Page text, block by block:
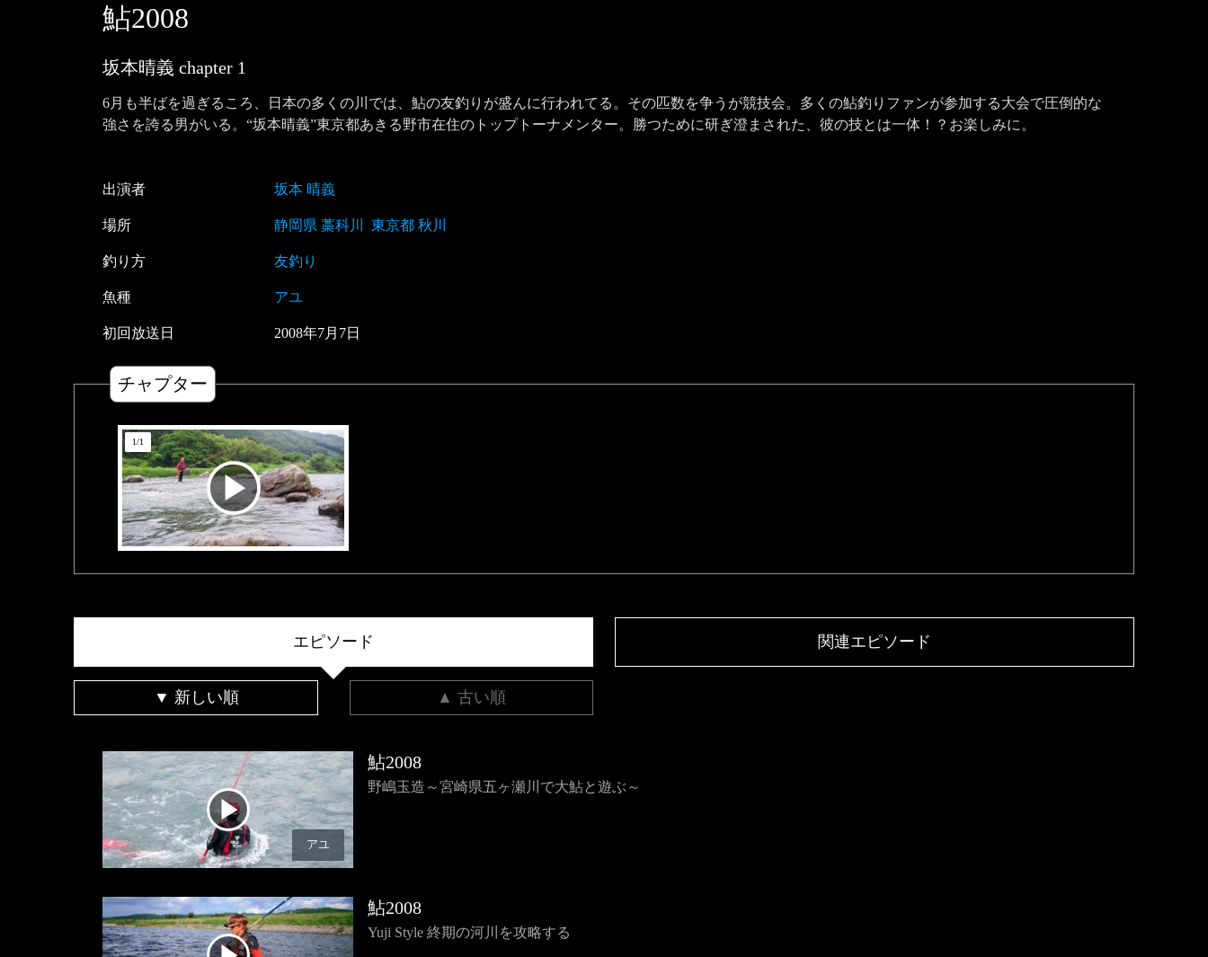
鮎2008
坂本晴義 chapter 1
6月も半ばを過ぎるころ、日本の多くの川では、鮎の友釣りが盛んに行われてる。その匹数を争うが競技会。多くの鮎釣りファンが参加する大会で圧倒的な
強さを誇る男がいる。“坂本晴義”東京都あきる野市在住のトップトーナメンター。勝つために研ぎ澄まされた、彼の技とは一体！？お楽しみに。
出演者 坂本 晴義
場所 静岡県 藁科川 東京都 秋川
釣り方 友釣り
魚種 アユ
初回放送日 2008年7月 7日
チャプター
1/1
エピソード 関連エピソード
▼ 新しい順 ▲ 古い順
アユ
鮎2008
野嶋玉造～宮崎県五ヶ瀬川で大鮎と遊ぶ～
鮎2008
Yuji Style 終期の河川を攻略する